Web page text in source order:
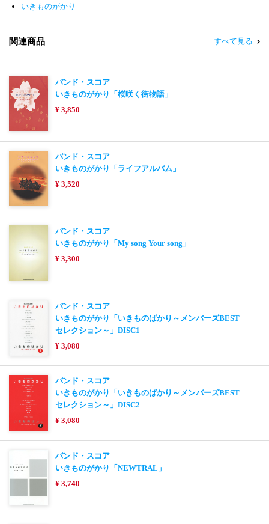
いきものがかり
関連商品 すべて見る
バンド・スコア
いきものがかり「桜咲く街物語」
¥ 3,850
バンド・スコア
いきものがかり「ライフアルバム」
¥ 3,520
バンド・スコア
いきものがかり「My song Your song」
¥ 3,300
バンド・スコア
いきものがかり「いきものばかり～メンバーズBEST
セレクション～」DISC1
¥ 3,080
バンド・スコア
いきものがかり「いきものばかり～メンバーズBEST
セレクション～」DISC2
¥ 3,080
バンド・スコア
いきものがかり「NEWTRAL」
¥ 3,740